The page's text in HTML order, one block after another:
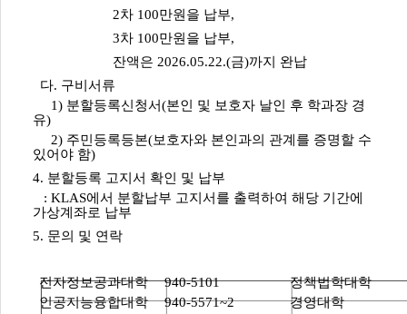
2차 100만원을 납부,
3차 100만원을 납부,
잔액은 2026.05.22.(금)까지 완납
다. 구비서류
1) 분할등록신청서(본인 및 보호자 날인 후 학과장 경
유)
2) 주민등록등본(보호자와 본인과의 관계를 증명할 수
있어야 함)
4. 분할등록 고지서 확인 및 납부
: KLAS에서 분할납부 고지서를 출력하여 해당 기간에
가상계좌로 납부
5. 문의 및 연락
전자정보공과대학 940-5101
정책법학대학
인공지능융합대학
940-5571~2
경영대학